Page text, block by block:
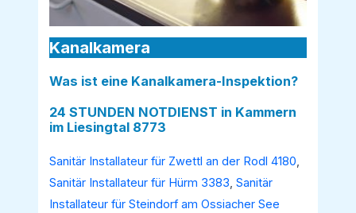
Kanalkamera
Was ist eine Kanalkamera-Inspektion?
24 STUNDEN NOTDIENST in Kammern
im Liesingtal 8773
Sanitär Installateur für Zwettl an der Rodl 4180,
Sanitär Installateur für Hürm 3383,Sanitär
Installateur für Steindorf am Ossiacher See